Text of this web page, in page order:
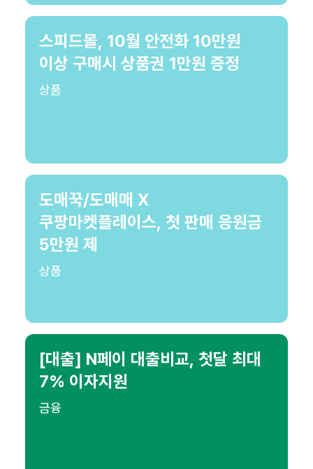
스피드몰, 10월 안전화 10만원
이상 구매시 상품권 1만원 증정
상품
도매꾹/도매매 X
쿠팡마켓플레이스, 첫 판매 응원금
5만원 제
상품
[대출] N페이 대출비교, 첫달 최대
7% 이자지원
금융